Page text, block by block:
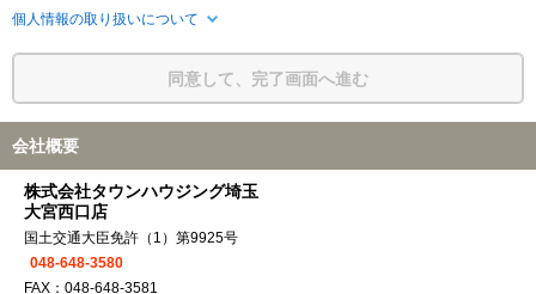
個人情報の取り扱いについて
同意して、完了画面へ進む
会社概要
株式会社タウンハウジング埼玉
大宮西口店
国土交通大臣免許（1）第9925号
048-648-3580
FAX：048-648-3581